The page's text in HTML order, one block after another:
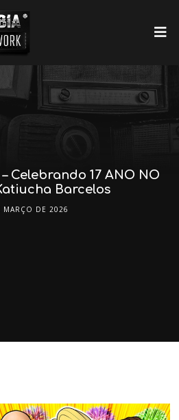
Celebrando 17 ANO NO
Barcelos
MARÇO DE 2026